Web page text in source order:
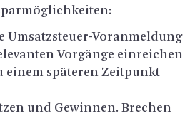
Um­satz­steu­er-Vor­an­mel­dung
Vor­gän­ge ein­rei­chen
einem spä­te­ren Zeit­punkt
und Ge­win­nen. Bre­chen